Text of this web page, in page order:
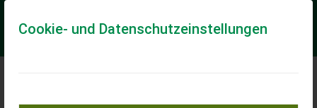
Cookie- und Datenschutzeinstellungen